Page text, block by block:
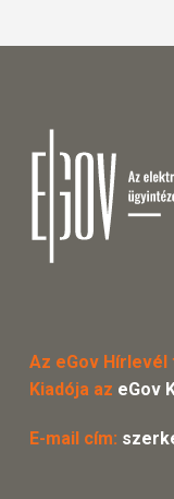
Az eGov Hírlevél
Kiadója az eGov
E-mail cím: